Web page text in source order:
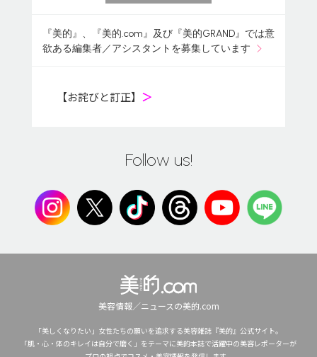
『美的』、『美的.com』及び『美的GRAND』では意
欲ある編集者／アシスタントを募集しています
【お詫びと訂正】 ＞
Follow us!
美容情報／ニュースの美的.com
「美しくなりたい」女性たちの願いを追求する美容雑誌『美的』公式サイト。
「肌・心・体のキレイは自分で磨く」をテーマに美的本誌で活躍中の美容レポーターが